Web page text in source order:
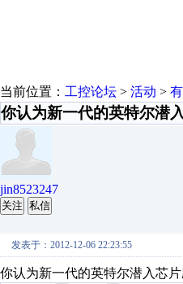
当前位置： 工控论坛 > 活动 >
你认为新一代的英特尔潜
jin8523247
关注 私信
发表于：2012-12-06 22:23:55
你认为新一代的英特尔潜入芯